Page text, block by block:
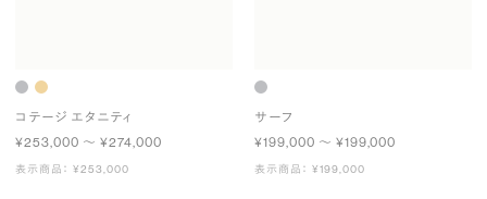
コテージ エタニティ
¥253,000 〜 ¥274,000
表示商品： ¥253,000
サーフ
¥199,000 〜 ¥199,000
表示商品： ¥199,000